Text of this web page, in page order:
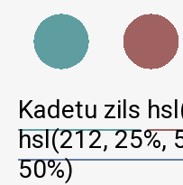
Kadetu zils
hsl(212, 25%,
50%)